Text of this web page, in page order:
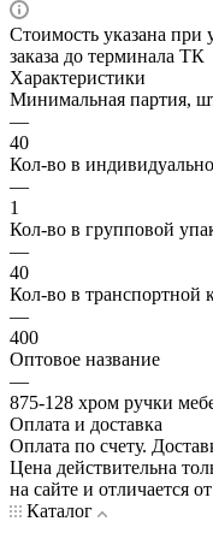
Стоимость указана при
заказа до терминала ТК
Характеристики
Минимальная партия,
—
40
Кол-во в
—
1
Кол-во в групповой
—
40
Кол-во в транспортной
—
400
Оптовое название
—
875-128 хром ручки
Оплата и доставка
Оплата по счету.
Цена действительна
на сайте и отличается
Каталог